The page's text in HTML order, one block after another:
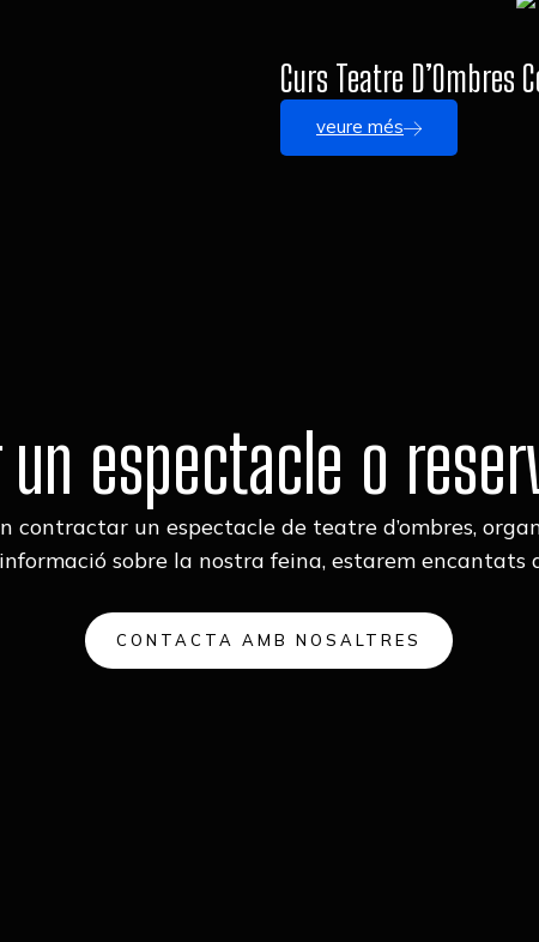
Curs Teatre D’Ombres
veure més
espectacle o
contractar un espectacle de teatre d’ombres,
sobre la nostra feina, estarem encantats
CONTACTA AMB NOSALTRES